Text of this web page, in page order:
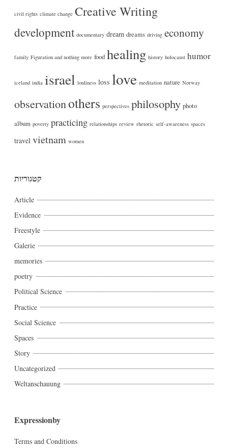
civil rights climate change Creative Writing
development documentary dream dreams driving economy
family Figuration and nothing more food healing history holocaust humor
iceland india israel lonliness loss love meditation nature Norway
observationothers perspectives philosophy photo
album poverty practicing relationships review rhetoric self-awareness spaces
travel vietnam women
קטגוריות
Article
Evidence
Freestyle
Galerie
memories
poetry
Political Science
Practice
Social Science
Spaces
Story
Uncategorized
Weltanschauung
Expressionby
Terms and Conditions